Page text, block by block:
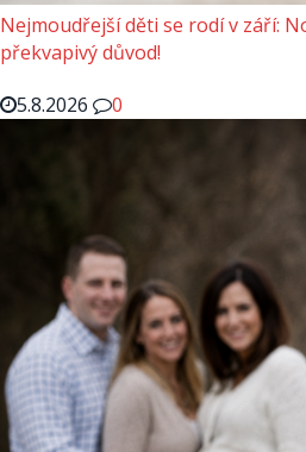
Nejmoudřejší děti se rodí v září:
překvapivý důvod!
5.8.2026
0